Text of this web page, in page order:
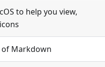
to help you view,
Markdown